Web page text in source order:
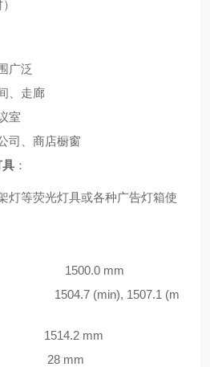
广泛
、走廊
室
司、商店橱窗
具 ：
灯等荧光灯具或各种广告灯箱使
A 1500.0 mm
(min), 1507.1 (m
mm
mm